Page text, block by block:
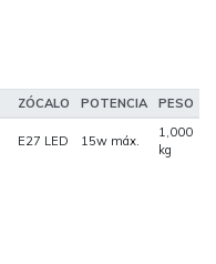
ZÓCALO POTENCIA
PESO
E27 LED 15w máx.
1,000
kg